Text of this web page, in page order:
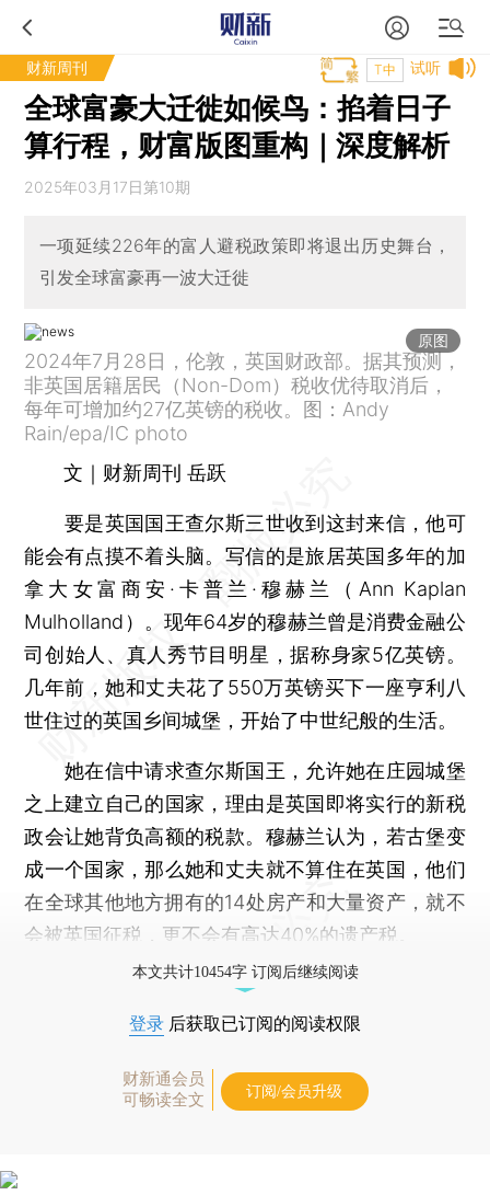
财新周刊 试听
T中
全球富豪大迁徙如候鸟：掐着日子
算行程，财富版图重构｜深度解析
2025年03月17日第10期
一项延续226年的富人避税政策即将退出历史舞台，
引发全球富豪再一波大迁徙
原图
2024年7月28日，伦敦，英国财政部。据其预测，
非英国居籍居民（Non-Dom）税收优待取消后，
每年可增加约27亿英镑的税收。图：Andy
Rain/epa/IC photo
文｜财新周刊 岳跃
要是英国国王查尔斯三世收到这封来信，他可
能会有点摸不着头脑。写信的是旅居英国多年的加
拿大女富商安·卡普兰·穆赫兰（Ann Kaplan
Mulholland）。现年64岁的穆赫兰曾是消费金融公
司创始人、真人秀节目明星，据称身家5亿英镑。
几年前，她和丈夫花了550万英镑买下一座亨利八
世住过的英国乡间城堡，开始了中世纪般的生活。
她在信中请求查尔斯国王，允许她在庄园城堡
之上建立自己的国家，理由是英国即将实行的新税
政会让她背负高额的税款。穆赫兰认为，若古堡变
成一个国家，那么她和丈夫就不算住在英国，他们
在全球其他地方拥有的14处房产和大量资产，就不
会被英国征税，更不会有高达40%的遗产税。
本文共计10454字 订阅后继续阅读
登录 后获取已订阅的阅读权限
财新通会员
可畅读全文
订阅/会员升级